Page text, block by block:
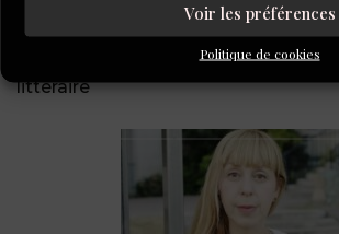
Voir les préférences
Politique de cookies
littéraire